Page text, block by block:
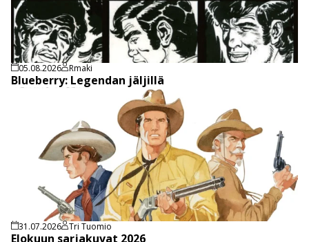
05.08.2026 Rmaki
Blueberry: Legendan jäljillä
31.07.2026 Tri Tuomio
Elokuun sarjakuvat 2026